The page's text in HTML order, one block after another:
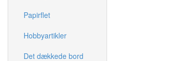
Papirflet
Hobbyartikler
Det dækkede bord